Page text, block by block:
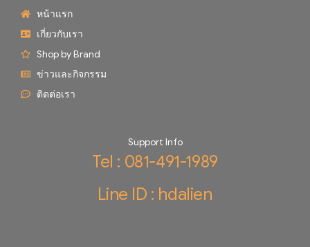
หน้าแรก
เกี่ยวกับเรา
Shop by Brand
ข่าวและกิจกรรม
ติดต่อเรา
Support Info
Tel : 081-491-1989
Line ID : hdalien